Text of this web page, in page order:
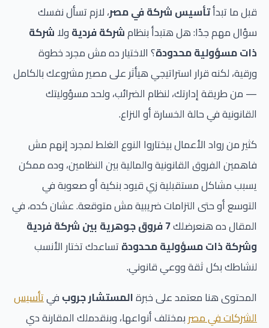
قبل ما تبدأتأسيس شركة في مصر، لازم تسأل نفسك
سؤال مهم جدًا: هل هتبدأ بنظامشركة فرديةولاشركة
ذات مسؤولية محدودة؟ الاختيار ده مش مجرد خطوة
ورقية، لكنه قرار استراتيجي هيأثر على مصير مشروعك بالكامل
— من طريقة إدارتك، لنظام الضرائب، ولحد مسؤوليتك
القانونية في حالة الخسارة أو النزاع.
كثير من رواد الأعمال بيختاروا النوع الغلط لمجرد إنهم مش
فاهمين الفروق القانونية والمالية بين النظامين، وده ممكن
يسبب مشاكل مستقبلية زي قيود بنكية أو صعوبة في
التوسع أو حتى التزامات ضريبية مش متوقعة. عشان كده، في
المقال ده هنعرضلك 7 فروق جوهرية بين شركة فردية
وشركة ذات مسؤولية محدودةتساعدك تختار الأنسب
لنشاطك بكل ثقة ووعي قانوني.
المحتوى هنا معتمد على خبرةالمستشار جروبفيتأسيس
الشركات في مصربمختلف أنواعها، وبنقدملك المقارنة دي